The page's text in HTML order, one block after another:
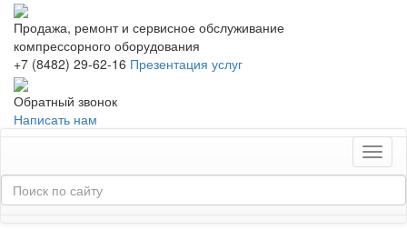
Продажа, ремонт и сервисное обслуживание
компрессорного оборудования
+7 (8482) 29-62-16 Презентация услуг
Обратный звонок
Написать нам